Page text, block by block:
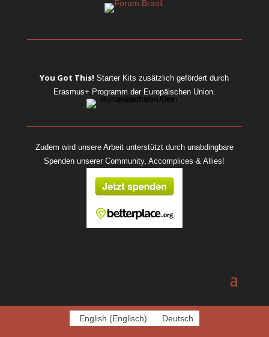
You Got This! Starter Kits zusätzlich gefördert durch
Erasmus+ Programm der Europäischen Union.
Zudem wird unsere Arbeit unterstützt durch unabdingbare
Spenden unserer Community, Accomplices & Allies!
English (Englisch) Deutsch